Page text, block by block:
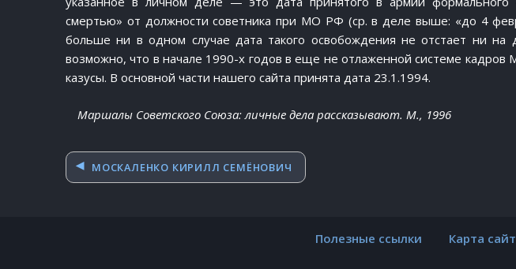
смертью» от должности советника при МО РФ (ср. в деле выше: «до 4
больше ни в одном случае дата такого освобождения не отстает ни на
возможно, что в начале 1990-х годов в еще не отлаженной системе
казусы. В основной части нашего сайта принята дата 23.1.1994.
Маршалы Советского Союза: личные дела рассказывают. М., 1996
Навигация
по
МОСКАЛЕНКО КИРИЛЛ СЕМЁНОВИЧ
Полезные ссылки Карта